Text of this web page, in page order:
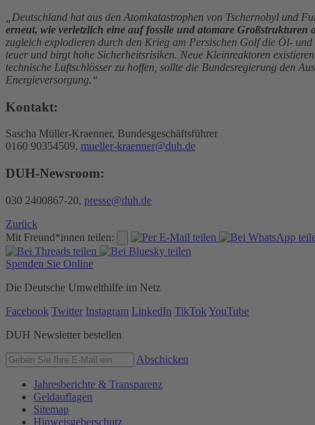
„Deutschland hat aus den Atomkatastrophen von Tschernobyl und
erneut, wie verletzlich eine auf fossile und atomare Großstrukturen
zugleich explodieren durch den Krieg am Persischen Golf die Öl- und
teuer und birgt hohe Sicherheitsrisiken. Neue Kleinreaktoren
technische Luftschlösser zu hoffen, sollte die Bundesregierung den
Energieversorgung.“
Kontakt:
Sascha Müller-Kraenner, Bundesgeschäftsführer
0160 90354509, mueller-kraenner@duh.de
DUH-Newsroom:
030 2400867-20, presse@duh.de
Zurück
Mit Freund*innen teilen:
Spenden Sie Online
Die Deutsche Umwelthilfe im Netz
Facebook Twitter Instagram LinkedIn TikTok YouTube
DUH Newsletter bestellen
Abschicken
Jahresberichte & Transparenz
Geldauflagen
Sitemap
Hinweisgeberschutz